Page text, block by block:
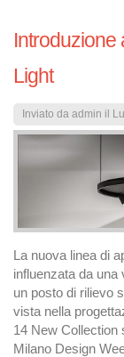
Light
Inviato da admin il
La nuova linea di
influenzata da una
un posto di rilievo
vista nella
14 New Collection
Milano Design